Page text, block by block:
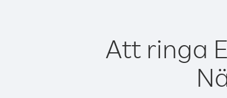
Att ringa